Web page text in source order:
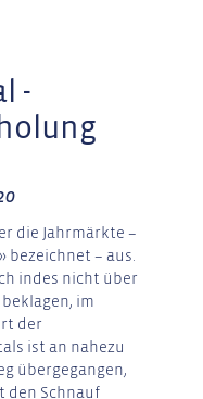
-
die Jahrmärkte –
bezeichnet – aus.
indes nicht über
im
der
ist an nahezu
übergegangen,
den Schnauf